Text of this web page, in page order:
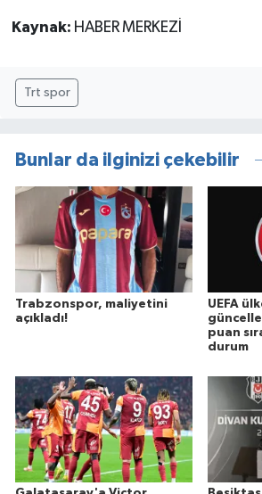
Kaynak: HABER MERKEZİ
Trt spor
Bunlar da ilginizi çekebilir
Trabzonspor, maliyetini
açıkladı!
UEFA
puan
durum